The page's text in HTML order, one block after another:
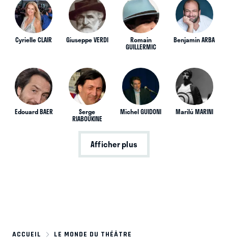
Cyrielle CLAIR Giuseppe VERDI Romain
GUILLERMIC
Benjamin ARBA
Edouard BAER Serge
RIABOUKINE
Michel GUIDONI Marilú MARINI
Afficher plus
ACCUEIL
LE MONDE DU THÉÂTRE